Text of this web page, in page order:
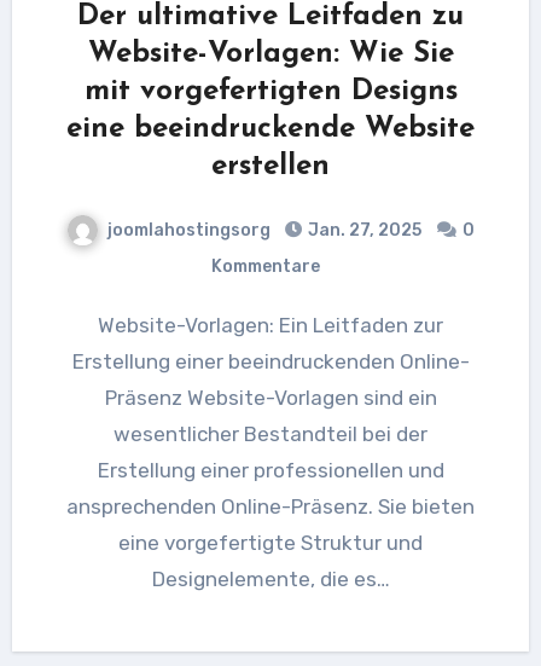
Der ultimative Leitfaden zu
Website-Vorlagen: Wie Sie
mit vorgefertigten Designs
eine beeindruckende Website
erstellen
joomlahostingsorg Jan. 27, 2025
0
Kommentare
Website-Vorlagen: Ein Leitfaden zur
Erstellung einer beeindruckenden Online-
Präsenz Website-Vorlagen sind ein
wesentlicher Bestandteil bei der
Erstellung einer professionellen und
ansprechenden Online-Präsenz. Sie bieten
eine vorgefertigte Struktur und
Designelemente, die es…